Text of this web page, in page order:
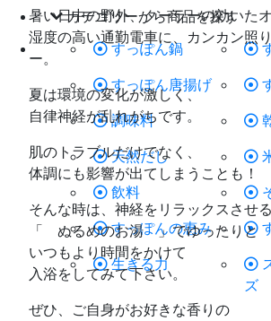
カテゴリーから商品を探す
すっぽん鍋
すっぽん唐揚げ
調味料
天然だし
飲料
すっぽんの恵み
生きる力
ズ
暑い日中の野外、クーラーの効いたオ
湿度の高い通勤電車に、カンカン照
ー。
夏は環境の変化が激しく、
自律神経が乱れがちです。
肌のトラブルだけでなく、
体調にも影響が出てしまうことも！
そんな時は、神経をリラックスさせる
「 ぬるめのお湯 」でゆったりと
いつもより時間をかけて
入浴をしてみて下さい。
ぜひ、ご自身がお好きな香りの